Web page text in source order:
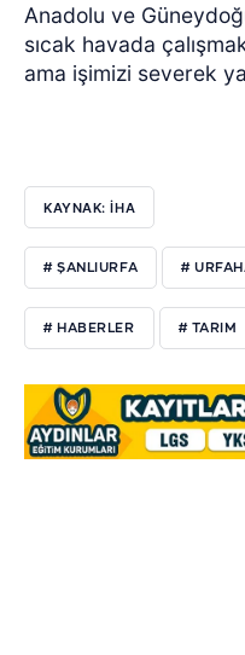
Anadolu ve
sıcak havada
ama işimizi severek
KAYNAK: İHA
# ŞANLIURFA #
# HABERLER # TARIM